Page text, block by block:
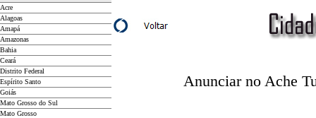
Acre
Alagoas
Amapá
Amazonas
Bahia
Ceará
Distrito Federal
Espírito Santo
Goiás
Mato Grosso do Sul
Mato Grosso
Anunciar no Ache